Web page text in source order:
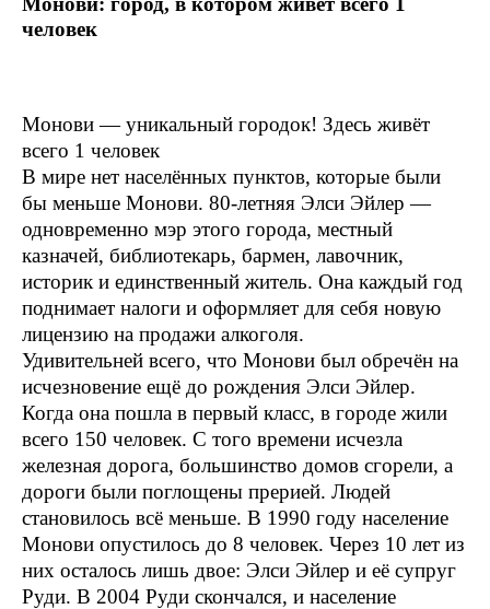
человек
Монови — уникальный городок! Здесь живёт
всего 1 человек
В мире нет населённых пунктов, которые были
бы меньше Монови. 80-летняя Элси Эйлер —
одновременно мэр этого города, местный
казначей, библиотекарь, бармен, лавочник,
историк и единственный житель. Она каждый год
поднимает налоги и оформляет для себя новую
лицензию на продажи алкоголя.
Удивительней всего, что Монови был обречён на
исчезновение ещё до рождения Элси Эйлер.
Когда она пошла в первый класс, в городе жили
всего 150 человек. С того времени исчезла
железная дорога, большинство домов сгорели, а
дороги были поглощены прерией. Людей
становилось всё меньше. В 1990 году население
Монови опустилось до 8 человек. Через 10 лет из
них осталось лишь двое: Элси Эйлер и её супруг
Руди. В 2004 Руди скончался, и население